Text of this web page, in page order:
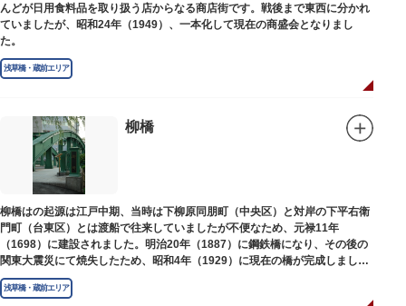
んどが日用食料品を取り扱う店からなる商店街です。戦後まで東西に分かれ
ていましたが、昭和24年（1949）、一本化して現在の商盛会となりまし
た。
浅草橋・蔵前エリア
柳橋
柳橋はの起源は江戸中期、当時は下柳原同朋町（中央区）と対岸の下平右衛
門町（台東区）とは渡船で往来していましたが不便なため、元禄11年
（1698）に建設されました。明治20年（1887）に鋼鉄橋になり、その後の
関東大震災にて焼失したため、昭和4年（1929）に現在の橋が完成しまし
た。
浅草橋・蔵前エリア